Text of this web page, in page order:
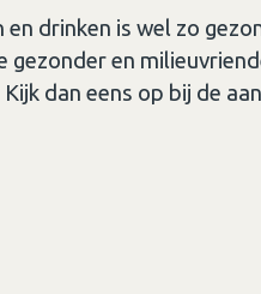
en drinken is wel zo
gezonder en
dan eens op bij de